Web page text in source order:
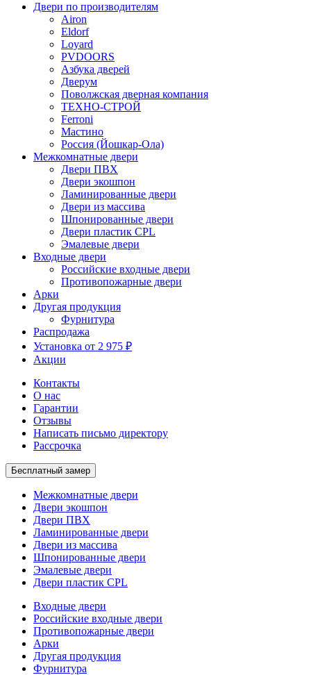
Двери по производителям
Airon
Eldorf
Loyard
PVDOORS
Азбука дверей
Дверум
Поволжская дверная компания
ТЕХНО-СТРОЙ
Ferroni
Мастино
Россия (Йошкар-Ола)
Межкомнатные двери
Двери ПВХ
Двери экошпон
Ламинированные двери
Двери из массива
Шпонированные двери
Двери пластик CPL
Эмалевые двери
Входные двери
Российские входные двери
Противопожарные двери
Арки
Другая продукция
Фурнитура
Распродажа
Установка от 2 975 ₽
Акции
Контакты
О нас
Гарантии
Отзывы
Написать письмо директору
Рассрочка
Бесплатный замер
Межкомнатные двери
Двери экошпон
Двери ПВХ
Ламинированные двери
Двери из массива
Шпонированные двери
Эмалевые двери
Двери пластик CPL
Входные двери
Российские входные двери
Противопожарные двери
Арки
Другая продукция
Фурнитура